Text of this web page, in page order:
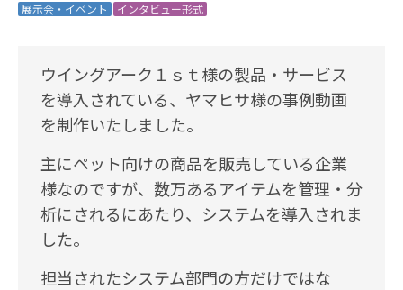
展示会・イベント
インタビュー形式
ウイングアーク１ｓｔ様の製品・サービス
を導入されている、ヤマヒサ様の事例動画
を制作いたしました。
主にペット向けの商品を販売している企業
様なのですが、数万あるアイテムを管理・分
析にされるにあたり、システムを導入されま
した。
担当されたシステム部門の方だけではな